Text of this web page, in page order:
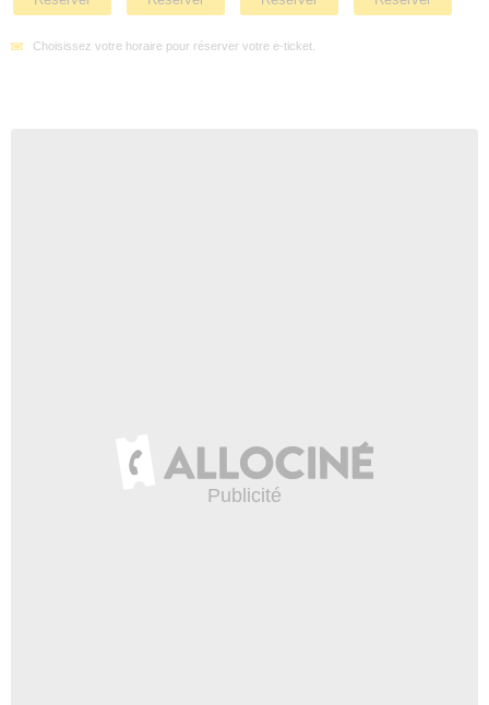
Choisissez votre horaire pour réserver votre e-ticket.